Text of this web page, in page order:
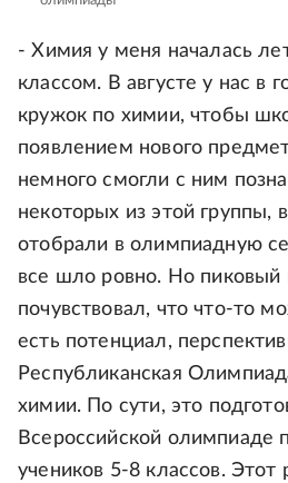
- Химия у меня началась
классом. В августе у нас в
кружок по химии, чтобы
появлением нового
немного смогли с ним
некоторых из этой группы,
отобрали в олимпиадную
все шло ровно. Но пиковый
почувствовал, что что-то
есть потенциал,
Республиканская
химии. По сути, это
Всероссийской олимпиаде
учеников 5-8 классов. Этот